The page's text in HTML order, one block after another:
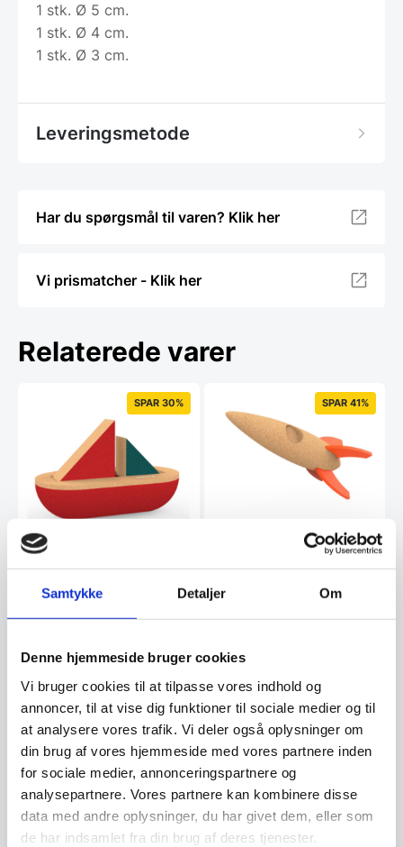
Samtykke Detaljer Om
Denne hjemmeside bruger cookies
Vi bruger cookies til at tilpasse vores indhold og
annoncer, til at vise dig funktioner til sociale medier og til
at analysere vores trafik. Vi deler også oplysninger om
din brug af vores hjemmeside med vores partnere inden
for sociale medier, annonceringspartnere og
analysepartnere. Vores partnere kan kombinere disse
data med andre oplysninger, du har givet dem, eller som
de har indsamlet fra din brug af deres tjenester.
1 stk. Ø 5 cm.
1 stk. Ø 4 cm.
1 stk. Ø 3 cm.
Leveringsmetode
Har du spørgsmål til varen? Klik her
Vi prismatcher - Klik her
Relaterede varer
SPAR 30%
Sejlskib i kork til små børn
– bæredygtigt og
økologisk
Forny din babys baderutine med
en sjov og bæredygtig
Den
oprindelige
pris
var:
249,00 DKK.
173,75DKK
aktuelle
pris
er:
173,75 DKK.
Vi prismatcher
SPAR 41%
Legetøjsraket til børn –
økologisk og bæredygtig
Opdag hvad der gemmer sig ude
i rummet med vores økologiske
legetøjsraket.…
oprindelige
pris
var:
198,00 DKK.
116,25 DKK
aktuelle
pris
er:
116,25 DKK.
Vi prismatcher
SPAR 37%